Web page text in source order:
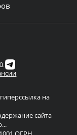
на
сайта